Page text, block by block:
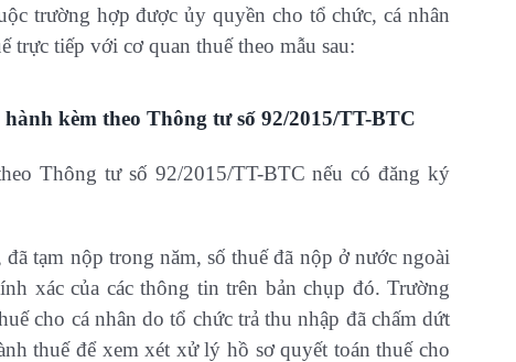
trường hợp được ủy quyền cho tổ chức, cá nhân
trực tiếp với cơ quan thuế theo mẫu sau:
kèm theo Thông tư số 92/2015/TT-BTC
Thông tư số 92/2015/TT-BTC nếu có đăng ký
tạm nộp trong năm, số thuế đã nộp ở nước ngoài
xác của các thông tin trên bản chụp đó. Trường
cho cá nhân do tổ chức trả thu nhập đã chấm dứt
thuế để xem xét xử lý hồ sơ quyết toán thuế cho